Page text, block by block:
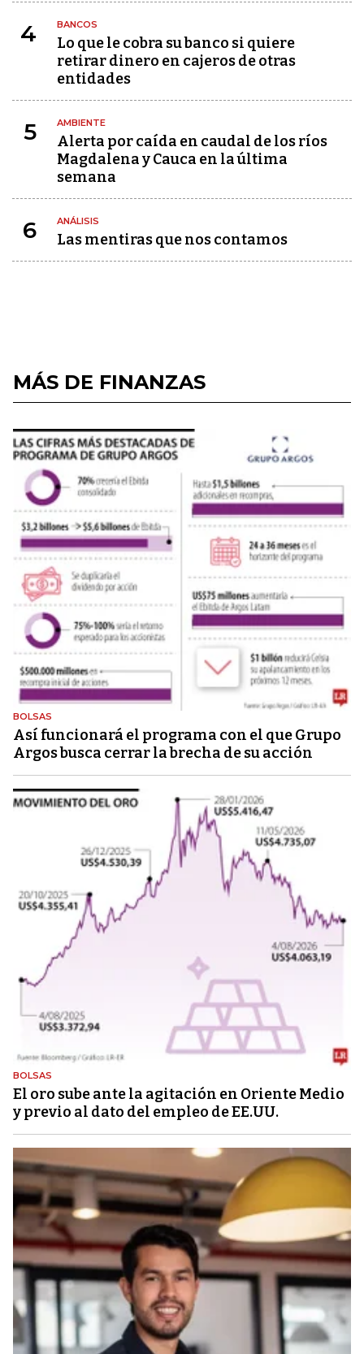
4 BANCOS
Lo que le cobra su banco si quiere
retirar dinero en cajeros de otras
entidades
5 AMBIENTE
Alerta por caída en caudal de los ríos
Magdalena y Cauca en la última
semana
6 ANÁLISIS
Las mentiras que nos contamos
MÁS DE FINANZAS
BOLSAS
Así funcionará el programa con el que Grupo
Argos busca cerrar la brecha de su acción
BOLSAS
El oro sube ante la agitación en Oriente Medio
y previo al dato del empleo de EE.UU.